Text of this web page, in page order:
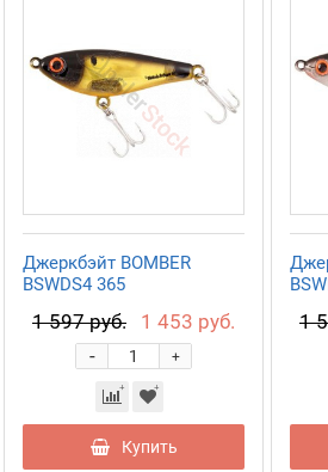
Джеркбэйт BOMBER
BSWDS4 365
1 597 руб. 1 453 руб.
+
-
Купить
1